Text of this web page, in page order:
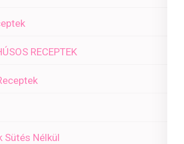
RECEPTEK
Sütés Nélkül